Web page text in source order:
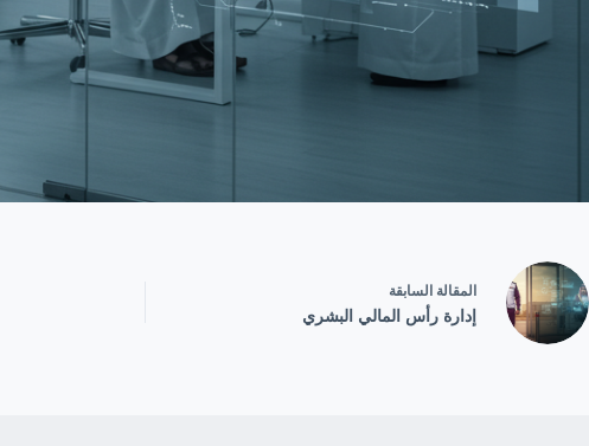
المقالة السابقة
إدارة رأس المالي البشري